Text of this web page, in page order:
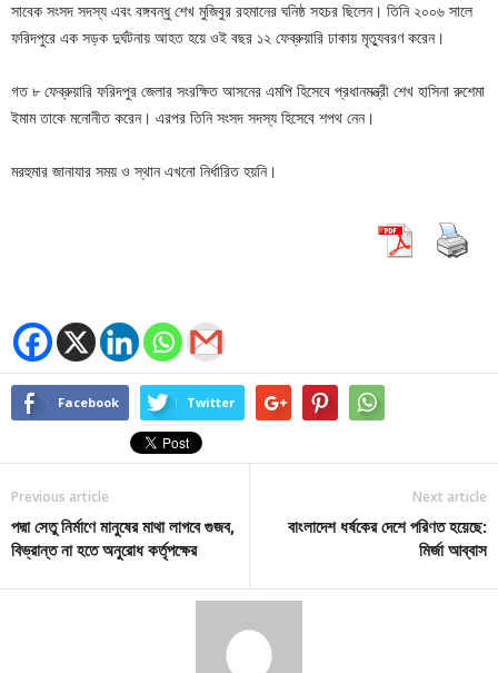
সাবেক সংসদ সদস্য এবং বঙ্গবন্ধু শেখ মুজিবুর রহমানের ঘনিষ্ঠ সহচর ছিলেন। তিনি ২০০৬ সালে
ফরিদপুরে এক সড়ক দুর্ঘটনায় আহত হয়ে ওই বছর ১২ ফেব্রুয়ারি ঢাকায় মৃত্যুবরণ করেন।
গত ৮ ফেব্রুয়ারি ফরিদপুর জেলার সংরক্ষিত আসনের এমপি হিসেবে প্রধানমন্ত্রী শেখ হাসিনা রুশেমা
ইমাম তাকে মনোনীত করেন। এরপর তিনি সংসদ সদস্য হিসেবে শপথ নেন।
মরহুমার জানাযার সময় ও স্থান এখনো নির্ধারিত হয়নি।
Facebook Twitter
Previous article
পদ্মা সেতু নির্মাণে মানুষের মাথা লাগবে গুজব,
বিভ্রান্ত না হতে অনুরোধ কর্তৃপক্ষের
Next article
বাংলাদেশ ধর্ষকের দেশে পরিণত হয়েছে:
মির্জা আব্বাস